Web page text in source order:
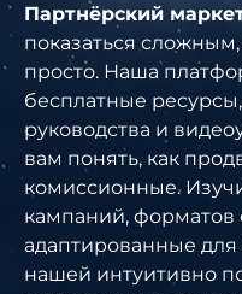
Партнёрский
показаться
просто. Наша
бесплатные
руководства и
вам понять, как
комиссионные.
кампаний, форматов
адаптированные для
нашей интуитивно